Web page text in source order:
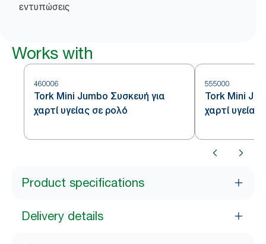
εντυπώσεις
Works with
460006
Tork Mini Jumbo Συσκευή για
χαρτί υγείας σε ρολό
555000
Tork Mini
χαρτί υγείας
Product specifications
Delivery details